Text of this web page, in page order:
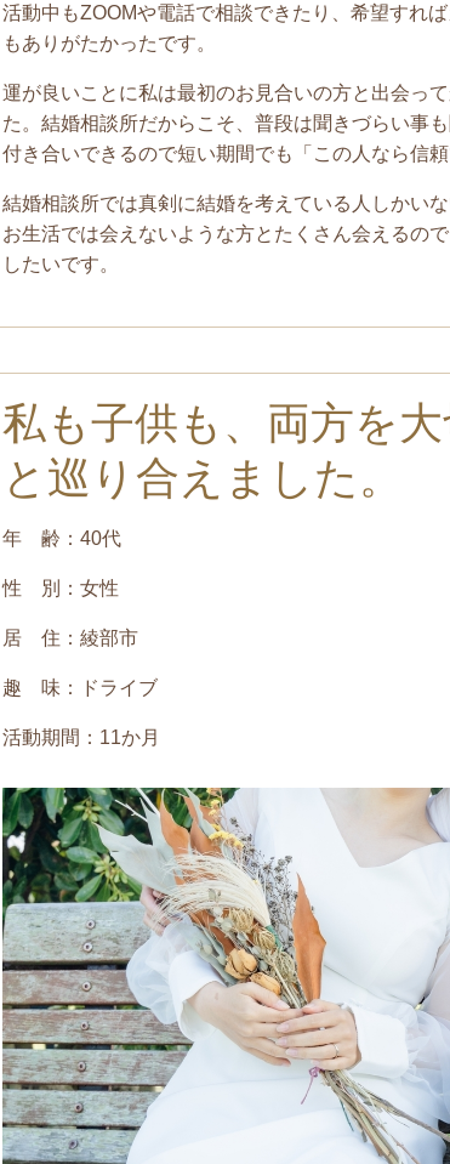
活動中もZOOMや電話で相談できたり、希望すれ
もありがたかったです。
運が良いことに私は最初のお見合いの方と出会っ
た。結婚相談所だからこそ、普段は聞きづらい事
付き合いできるので短い期間でも「この人なら信頼
結婚相談所では真剣に結婚を考えている人しかい
お生活では会えないような方とたくさん会えるの
したいです。
私も子供も、両方を
と巡り合えました。
年 齢：40代
性 別：女性
居 住：綾部市
趣 味：ドライブ
活動期間：11か月